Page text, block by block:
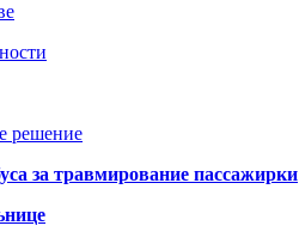
решение
за травмирование пассажирки